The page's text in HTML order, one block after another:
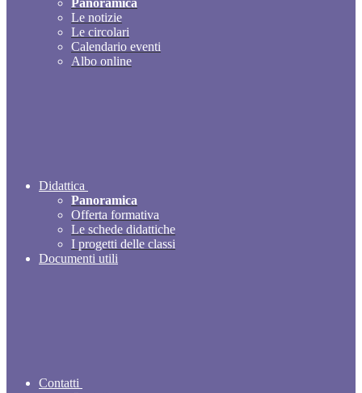
Panoramica
Le notizie
Le circolari
Calendario eventi
Albo online
Didattica
Panoramica
Offerta formativa
Le schede didattiche
I progetti delle classi
Documenti utili
Contatti